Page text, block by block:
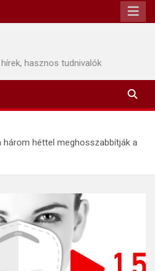
hasznos tudnivalók
három héttel meghosszabbítják a